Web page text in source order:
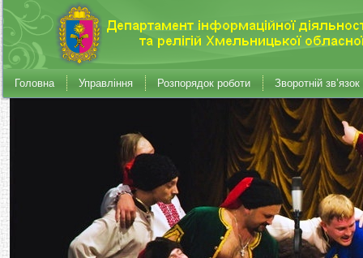
Головна Управління Розпорядок роботи Зворотній зв’язок